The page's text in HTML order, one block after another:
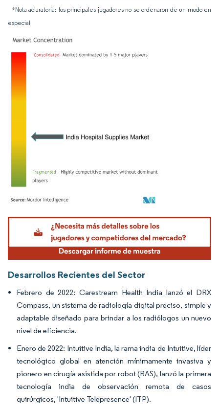
*Nota aclaratoria: los principales jugadores no se ordenaron de un modo en
especial
Imagen © Mordor Intelligence. El uso requiere atribución según CC BY 4.0.
Desarrollos Recientes del Sector
Febrero de 2022: Carestream Health India lanzó el DRX
Compass, un sistema de radiología digital preciso, simple y
adaptable diseñado para brindar a los radiólogos un nuevo
nivel de eficiencia.
Enero de 2022: Intuitive India, la rama india de Intuitive, líder
tecnológico global en atención mínimamente invasiva y
pionero en cirugía asistida por robot (RAS), lanzó la primera
tecnología india de observación remota de casos
quirúrgicos, 'Intuitive Telepresence' (ITP).